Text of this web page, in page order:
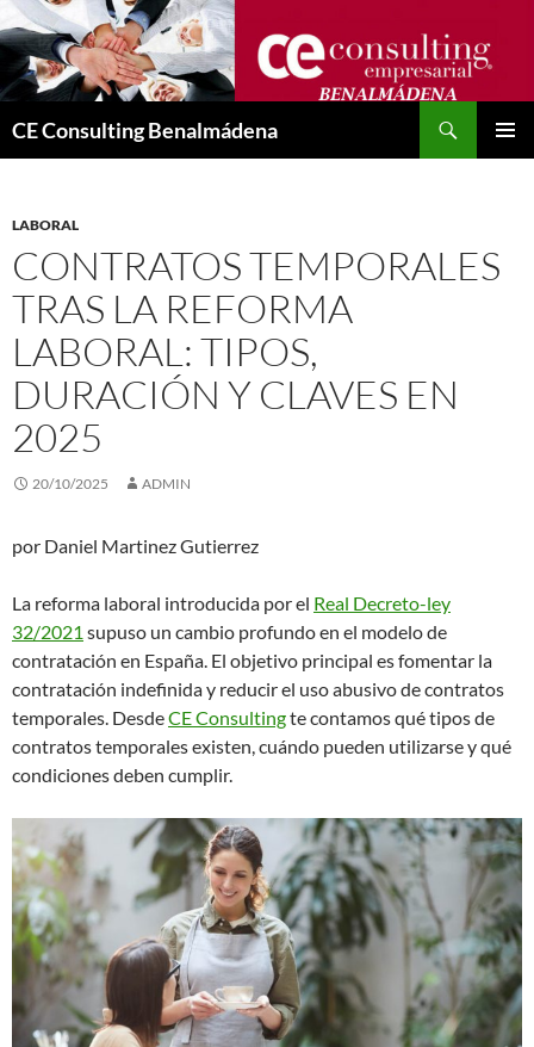
Saltar
al
contenido
CE Consulting Benalmádena
LABORAL
CONTRATOS TEMPORALES
TRAS LA REFORMA
LABORAL: TIPOS,
DURACIÓN Y CLAVES EN
2025
20/10/2025 ADMIN
por Daniel Martinez Gutierrez
La reforma laboral introducida por el Real Decreto-ley
32/2021 supuso un cambio profundo en el modelo de
contratación en España. El objetivo principal es fomentar la
contratación indefinida y reducir el uso abusivo de contratos
temporales. DesdeCE Consultingte contamos qué tipos de
contratos temporales existen, cuándo pueden utilizarse y qué
condiciones deben cumplir.